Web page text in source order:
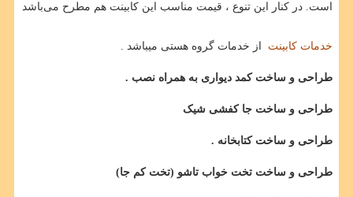
است. در کنار این تنوع ، قیمت مناسب این کابینت هم مطرح می‌باشد
خدمات کابینت از خدمات گروه هستی میباشد .
طراحی و ساخت کمد دیواری به همراه نصب .
طراحی و ساخت جا کفشی شیک
طراحی و ساخت کتابخانه .
طراحی و ساخت تخت خواب تاشو (تخت کم جا)